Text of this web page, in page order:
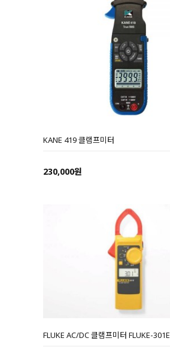
KANE 419 클램프미터
230,000원
FLUKE AC/DC 클램프미터 FLUKE-301E